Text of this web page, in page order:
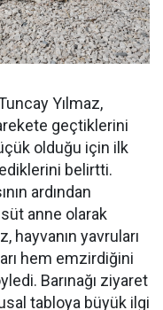
Yılmaz,
geçtiklerini
olduğu için ilk
belirtti.
ardından
anne olarak
hayvanın yavruları
hem emzirdiğini
Barınağı ziyaret
tabloya büyük ilgi